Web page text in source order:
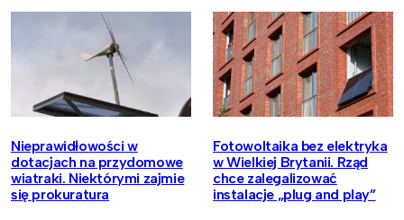
Nieprawidłowości w
dotacjach na przydomowe
wiatraki. Niektórymi zajmie
się prokuratura
Fotowoltaika bez elektryka
w Wielkiej Brytanii. Rząd
chce zalegalizować
instalacje „plug and play”